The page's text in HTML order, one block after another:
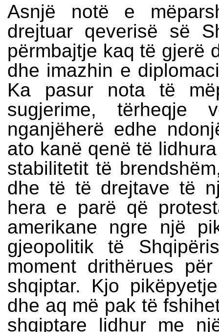
Asnjë notë e
drejtuar qeverisë së
përmbajtje kaq të gjerë
dhe imazhin e
Ka pasur nota të
sugjerime, tërheqje
nganjëherë edhe
ato kanë qenë të
stabilitetit të
dhe të të drejtave të
hera e parë që
amerikane ngre një
gjeopolitik të
moment drithërues
shqiptar. Kjo
dhe aq më pak të
shqiptare lidhur me